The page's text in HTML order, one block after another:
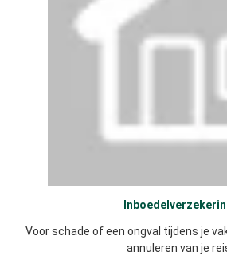
Voor schade of een ongval tijdens je
annuleren van je